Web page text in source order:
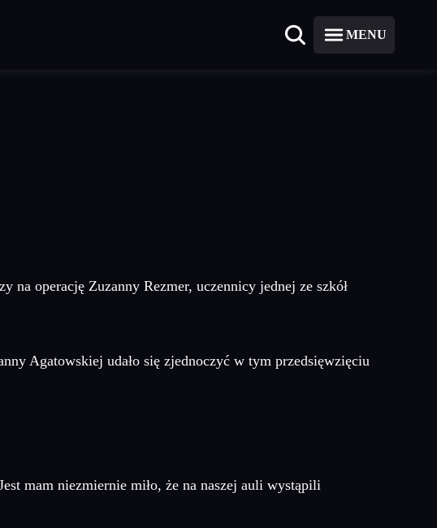
MENU
na operację Zuzanny Rezmer, uczennicy jednej ze szkół
Agatowskiej udało się zjednoczyć w tym przedsięwzięciu
mam niezmiernie miło, że na naszej auli wystąpili